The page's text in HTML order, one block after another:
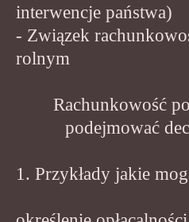
interwencje państwa)
- Związek
rolnym
Rachunkowość
podejmować
1. Przykłady jakie